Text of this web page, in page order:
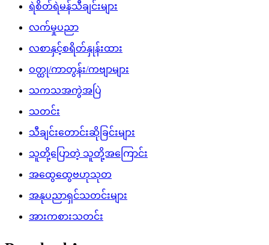
ရဲစိတ်ရဲမန်သီချင်းများ
လက်မှုပညာ
လစာနှင့်စရိတ်နှုန်းထား
ဝတ္ထု/ကာတွန်း/ကဗျာများ
သကသအကွဲအပြဲ
သတင်း
သီချင်းတောင်းဆိုခြင်းများ
သူတို့ပြောတဲ့ သူတို့အကြောင်း
အထွေထွေဗဟုသုတ
အနုပညာရှင်သတင်းများ
အားကစားသတင်း